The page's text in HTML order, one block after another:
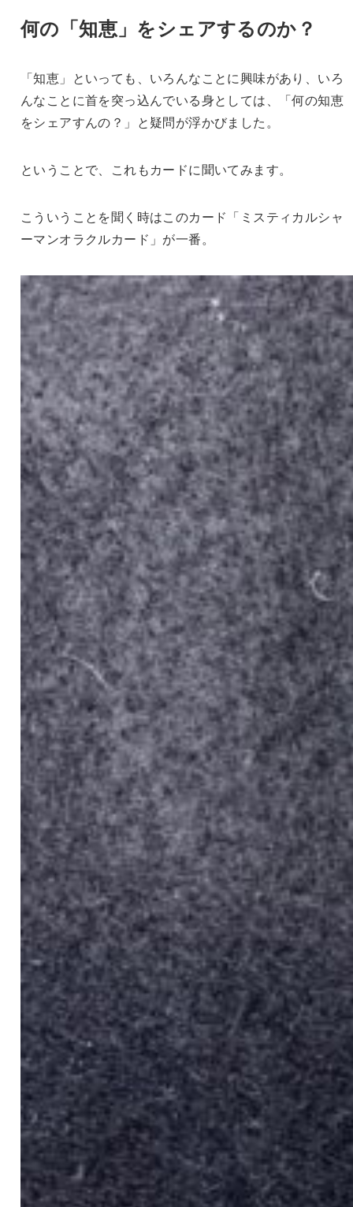
何の「知恵」をシェアするのか？
「知恵」といっても、いろんなことに興味があり、いろ
んなことに首を突っ込んでいる身としては、「何の知恵
をシェアすんの？」と疑問が浮かびました。
ということで、これもカードに聞いてみます。
こういうことを聞く時はこのカード「ミスティカルシャ
ーマンオラクルカード」が一番。